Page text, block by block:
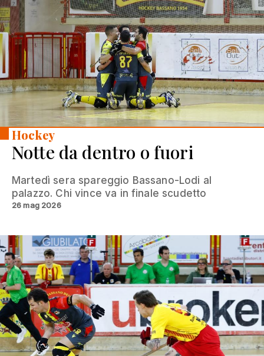
Hockey
Notte da dentro o fuori
Martedì sera spareggio Bassano-Lodi al
palazzo. Chi vince va in finale scudetto
26 mag 2026